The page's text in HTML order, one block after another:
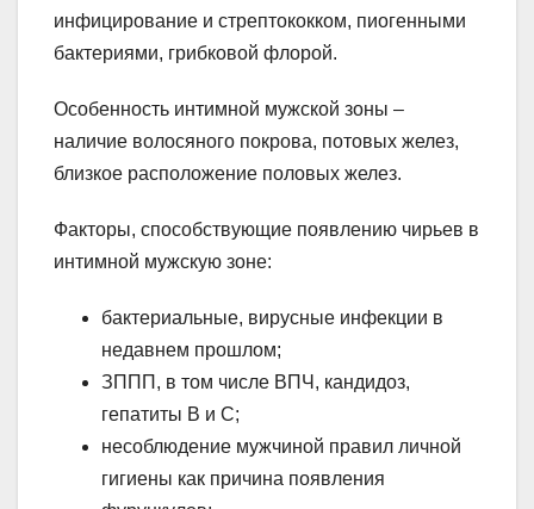
инфицирование и стрептококком, пиогенными
бактериями, грибковой флорой.
Особенность интимной мужской зоны –
наличие волосяного покрова, потовых желез,
близкое расположение половых желез.
Факторы, способствующие появлению чирьев в
интимной мужскую зоне:
бактериальные, вирусные инфекции в
недавнем прошлом;
ЗППП, в том числе ВПЧ, кандидоз,
гепатиты B и C;
несоблюдение мужчиной правил личной
гигиены как причина появления